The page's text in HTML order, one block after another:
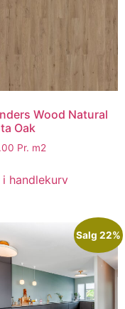
Wood Natural
Oak
Pr. m2
i handlekurv
Salg 22%